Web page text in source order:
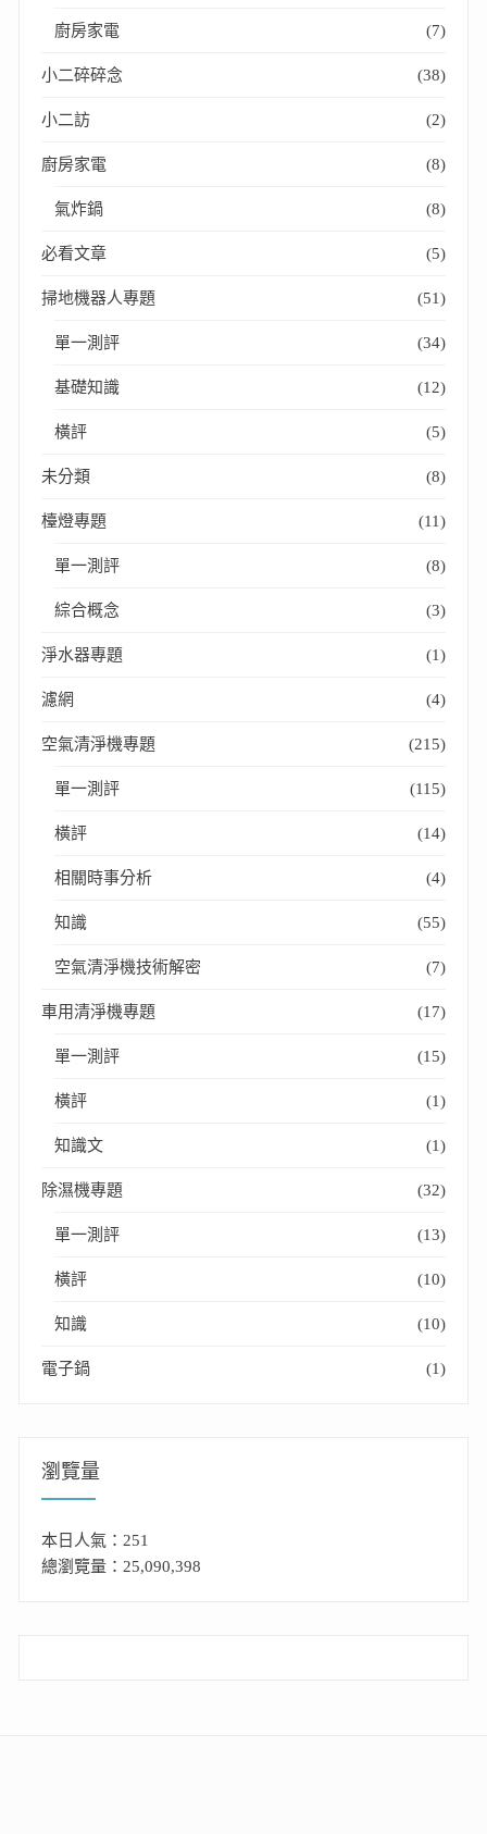
廚房家電 (7)
小二碎碎念 (38)
小二訪 (2)
廚房家電 (8)
氣炸鍋 (8)
必看文章 (5)
掃地機器人專題 (51)
單一測評 (34)
基礎知識 (12)
橫評 (5)
未分類 (8)
檯燈專題 (11)
單一測評 (8)
綜合概念 (3)
淨水器專題 (1)
濾網 (4)
空氣清淨機專題 (215)
單一測評 (115)
橫評 (14)
相關時事分析 (4)
知識 (55)
空氣清淨機技術解密 (7)
車用清淨機專題 (17)
單一測評 (15)
橫評 (1)
知識文 (1)
除濕機專題 (32)
單一測評 (13)
橫評 (10)
知識 (10)
電子鍋 (1)
瀏覽量
本日人氣：251
總瀏覽量：25,090,398